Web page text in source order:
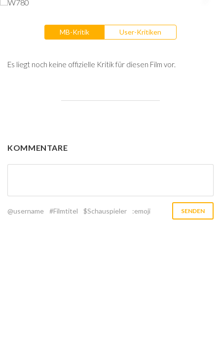
MB-Kritik User-Kritiken
Es liegt noch keine offizielle Kritik für diesen Film vor.
KOMMENTARE
@username #Filmtitel $Schauspieler :emoji